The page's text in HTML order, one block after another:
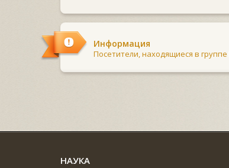
Информация
Посетители, находящиеся в группе
НАУКА